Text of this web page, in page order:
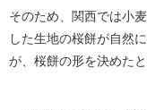
そのため、関西では小
した生地の桜餅が自然
が、桜餅の形を決めたと